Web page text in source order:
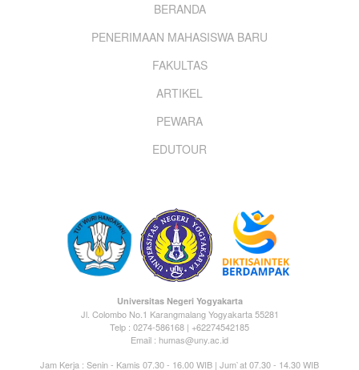
BERANDA
PENERIMAAN MAHASISWA BARU
FAKULTAS
ARTIKEL
PEWARA
EDUTOUR
Universitas Negeri Yogyakarta
Jl. Colombo No.1 Karangmalang Yogyakarta 55281
Telp : 0274-586168 | +62274542185
Email : humas@uny.ac.id
Jam Kerja : Senin - Kamis 07.30 - 16.00 WIB | Jum`at 07.30 - 14.30 WIB